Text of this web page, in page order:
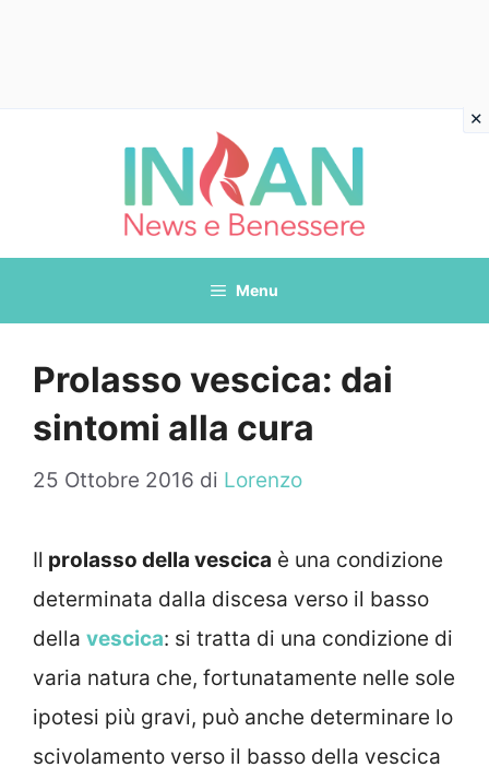
Menu
Prolasso vescica: dai
sintomi alla cura
25 Ottobre 2016 di Lorenzo
Il prolasso della vescica è una condizione
determinata dalla discesa verso il basso
della vescica: si tratta di una condizione di
varia natura che, fortunatamente nelle sole
ipotesi più gravi, può anche determinare lo
scivolamento verso il basso della vescica